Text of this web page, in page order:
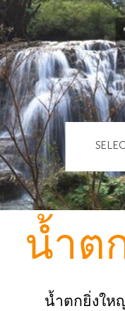
น้ำต
น้ำตกยิ่งให